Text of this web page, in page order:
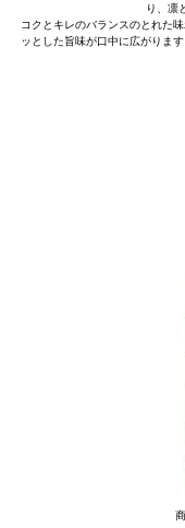
り、凛
コクとキレのバランスのとれた
ッとした旨味が口中に広がりま